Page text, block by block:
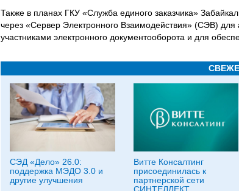
Также в планах ГКУ «Служба единого заказчика»
через «Сервер Электронного Взаимодействия» (СЭВ)
участниками электронного документооборота и для
СЭД «Дело» 26.0:
поддержка МЭДО 3.0 и
другие улучшения
Витте Консалтинг
присоединилась к
партнерской сети